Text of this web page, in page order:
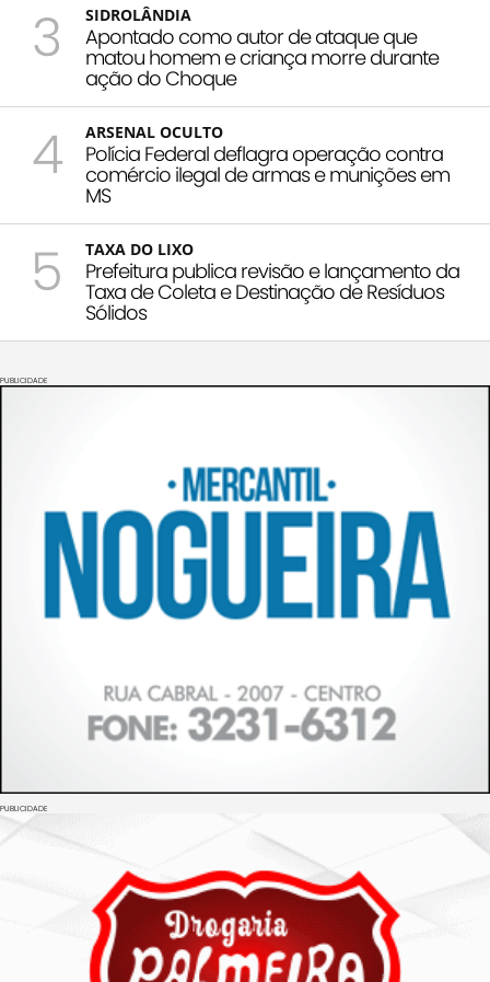
3 SIDROLÂNDIA
Apontado como autor de ataque que
matou homem e criança morre durante
ação do Choque
4 ARSENAL OCULTO
Polícia Federal deflagra operação contra
comércio ilegal de armas e munições em
MS
5 TAXA DO LIXO
Prefeitura publica revisão e lançamento da
Taxa de Coleta e Destinação de Resíduos
Sólidos
PUBLICIDADE
PUBLICIDADE